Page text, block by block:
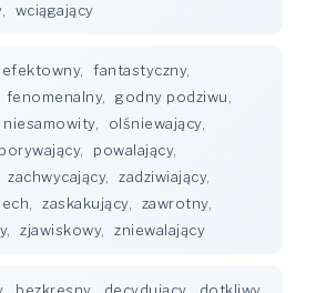
, wciągający
efektowny, fantastyczny,
fenomenalny, godny podziwu
niesamowity, olśniewający,
porywający, powalający,
zachwycający, zadziwiający,
zaskakujący, zawrotny,
, zjawiskowy, zniewalający